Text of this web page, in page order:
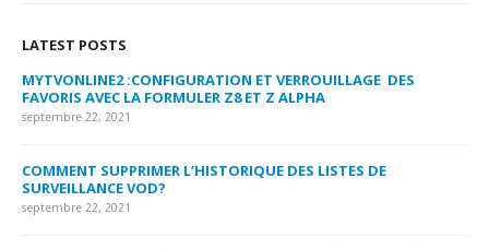
LATEST POSTS
MYTVONLINE2 :CONFIGURATION ET VERROUILLAGE DES
FAVORIS AVEC LA FORMULER Z8 ET Z ALPHA
septembre 22, 2021
COMMENT SUPPRIMER L’HISTORIQUE DES LISTES DE
SURVEILLANCE VOD?
septembre 22, 2021